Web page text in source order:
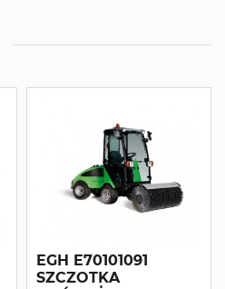
EGH E70101091
SZCZOTKA